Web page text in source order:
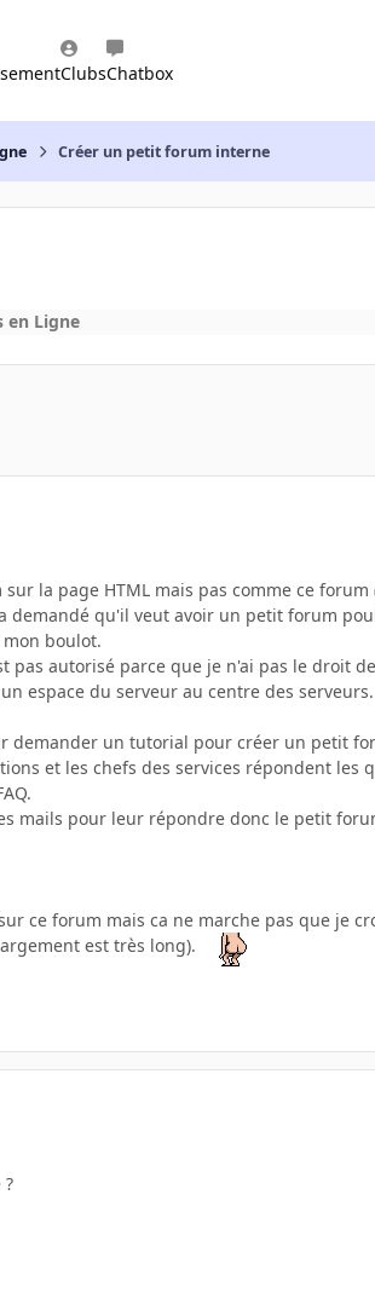
ClubsChatbox
Créer un petit forum interne
en Ligne
la page HTML mais pas comme ce forum
demandé qu'il veut avoir un petit forum
boulot.
pas autorisé parce que je n'ai pas le droit
espace du serveur au centre des
demander un tutorial pour créer un petit
et les chefs des services répondent
mails pour leur répondre donc le petit
ce forum mais ca ne marche pas que je
est très long).